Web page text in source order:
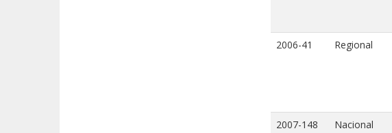
2006-41 Regional
2007-148 Nacional